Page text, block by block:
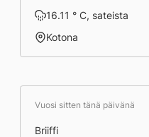
16.11 ° C, sateista
Kotona
Vuosi sitten tänä päivänä
Briiffi